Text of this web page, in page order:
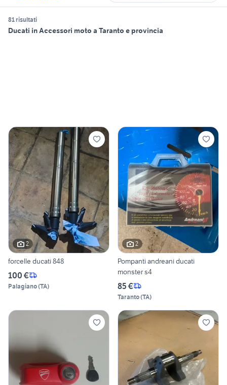
81 risultati
Ducati in Accessori moto a Taranto e provincia
2
forcelle ducati 848
100 €
Palagiano(TA)
2
Pompanti andreani ducati
monster s4
85 €
Taranto(TA)